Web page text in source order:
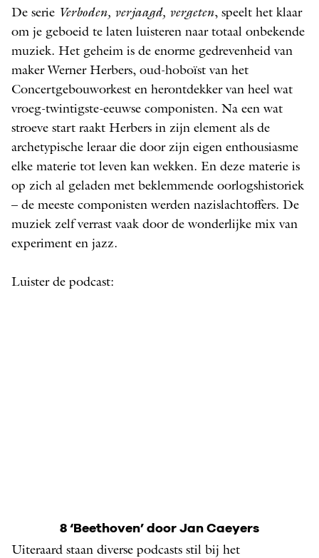
De serie Verboden, verjaagd, vergeten, speelt het klaar
om je geboeid te laten luisteren naar totaal onbekende
muziek. Het geheim is de enorme gedrevenheid van
maker Werner Herbers, oud-hoboïst van het
Concertgebouworkest en herontdekker van heel wat
vroeg-twintigste-eeuwse componisten. Na een wat
stroeve start raakt Herbers in zijn element als de
archetypische leraar die door zijn eigen enthousiasme
elke materie tot leven kan wekken. En deze materie is
op zich al geladen met beklemmende oorlogshistoriek
– de meeste componisten werden nazislachtoffers. De
muziek zelf verrast vaak door de wonderlijke mix van
experiment en jazz.
Luister de podcast:
8 ‘Beethoven’ door Jan ­Caeyers
Uiteraard staan diverse podcasts stil bij het